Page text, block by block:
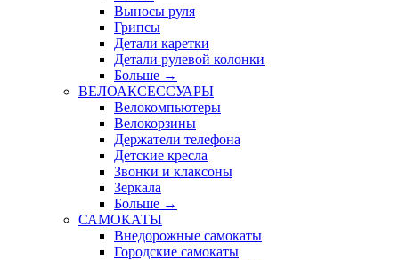
Выносы руля
Грипсы
Детали каретки
Детали рулевой колонки
Больше →
ВЕЛОАКСЕССУАРЫ
Велокомпьютеры
Велокорзины
Держатели телефона
Детские кресла
Звонки и клаксоны
Зеркала
Больше →
САМОКАТЫ
Внедорожные самокаты
Городские самокаты